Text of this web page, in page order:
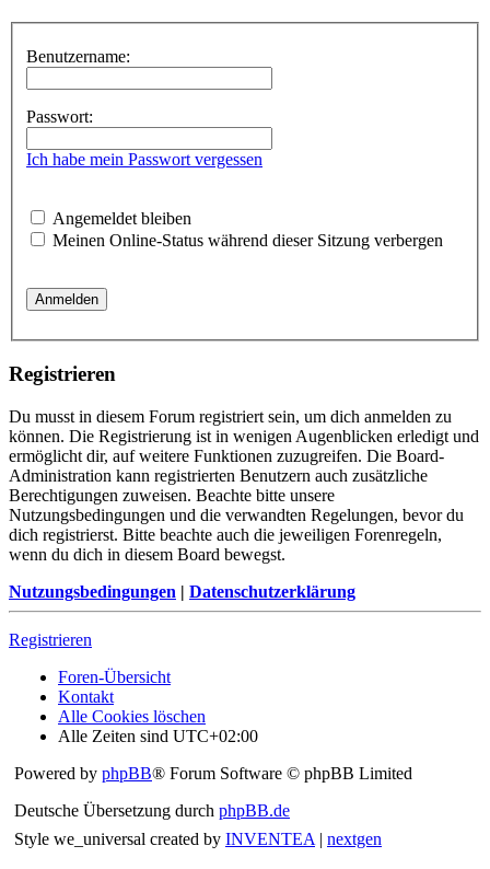
Benutzername:
Passwort:
Ich habe mein Passwort vergessen
Angemeldet bleiben
Meinen Online-Status während dieser Sitzung verbergen
Registrieren
Du musst in diesem Forum registriert sein, um dich anmelden zu
können. Die Registrierung ist in wenigen Augenblicken erledigt und
ermöglicht dir, auf weitere Funktionen zuzugreifen. Die Board-
Administration kann registrierten Benutzern auch zusätzliche
Berechtigungen zuweisen. Beachte bitte unsere
Nutzungsbedingungen und die verwandten Regelungen, bevor du
dich registrierst. Bitte beachte auch die jeweiligen Forenregeln,
wenn du dich in diesem Board bewegst.
Nutzungsbedingungen | Datenschutzerklärung
Registrieren
Foren-Übersicht
Kontakt
Alle Cookies löschen
Alle Zeiten sind UTC+02:00
Powered by phpBB® Forum Software © phpBB Limited
Deutsche Übersetzung durch phpBB.de
Style we_universal created by INVENTEA | nextgen